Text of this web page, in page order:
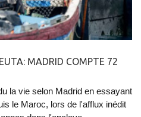
MADRID COMPTE 72
la vie selon Madrid en essayant
le Maroc, lors de l'afflux inédit